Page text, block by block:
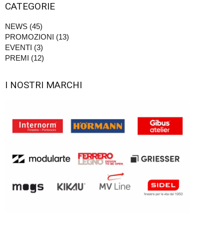
CATEGORIE
NEWS (45)
PROMOZIONI (13)
EVENTI (3)
PREMI (12)
I NOSTRI MARCHI